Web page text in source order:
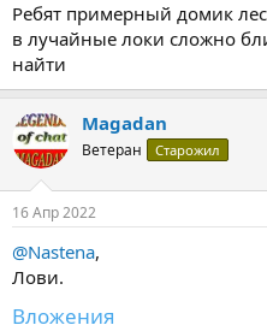
Ребят примерный домик
в лучайные локи сложно
найти
Magadan
Ветеран Старожил
16 Апр 2022
@Nastena,
Лови.
Вложения